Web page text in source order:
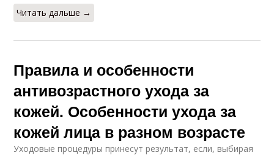
Читать дальше →
Правила и особенности
антивозрастного ухода за
кожей. Особенности ухода за
кожей лица в разном возрасте
Уходовые процедуры принесут результат, если, выбирая